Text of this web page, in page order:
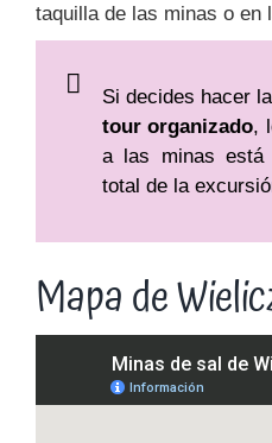
taquilla de las minas o en
Si decides hacer
tour organizado,
a las minas está
total de la
Mapa de